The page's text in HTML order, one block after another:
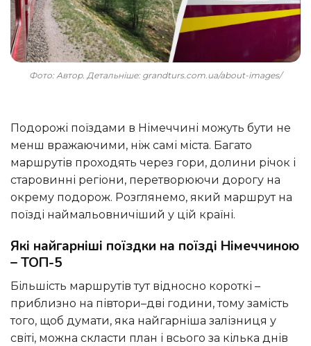
Фото: Автор. Детальніше: grandturs.com.ua/about-images/
Подорожі поїздами в Німеччині можуть бути не
менш вражаючими, ніж самі міста. Багато
маршрутів проходять через гори, долини річок і
старовинні регіони, перетворюючи дорогу на
окрему подорож. Розглянемо, який маршрут на
поїзді наймальовничіший у цій країні.
Які найгарніші поїздки на поїзді Німеччиною
– ТОП-5
Більшість маршрутів тут відносно короткі –
приблизно на півтори–дві години, тому замість
того, щоб думати, яка найгарніша залізниця у
світі, можна скласти план і всього за кілька днів